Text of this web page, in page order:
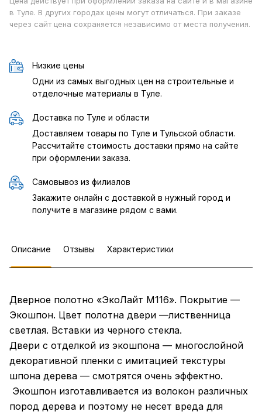
в Туле. В других городах цены могут отличаться. При заказе
через сайт цена сохраняется независимо от места получения.
Низкие цены
Одни из самых выгодных цен на строительные и
отделочные материалы в Туле.
Доставка по Туле и области
Доставляем товары по Туле и Тульской области.
Рассчитайте стоимость доставки прямо на сайте
при оформлении заказа.
Самовывоз из филиалов
Закажите онлайн с доставкой в нужный город и
получите в магазине рядом с вами.
Описание Отзывы Характеристики
Дверное полотно «ЭкоЛайт М116». Покрытие —
Экошпон. Цвет полотна двери —лиственница
светлая. Вставки из черного стекла.
Двери с отделкой из экошпона — многослойной
декоративной пленки с имитацией текстуры
шпона дерева — смотрятся очень эффектно.
Экошпон изготавливается из волокон различных
пород дерева и поэтому не несет вреда для